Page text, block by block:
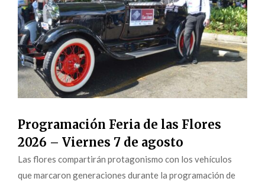
Programación Feria de las Flores
2026 – Viernes 7 de agosto
Las flores compartirán protagonismo con los vehículos
que marcaron generaciones durante la programación de